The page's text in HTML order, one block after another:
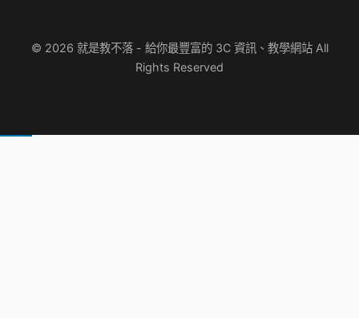
© 2026 就是教不落 - 給你最豐富的 3C 資訊、教學網站 All
Rights Reserved